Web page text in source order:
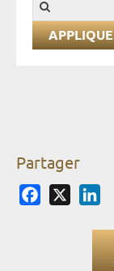
Partager
Facebook